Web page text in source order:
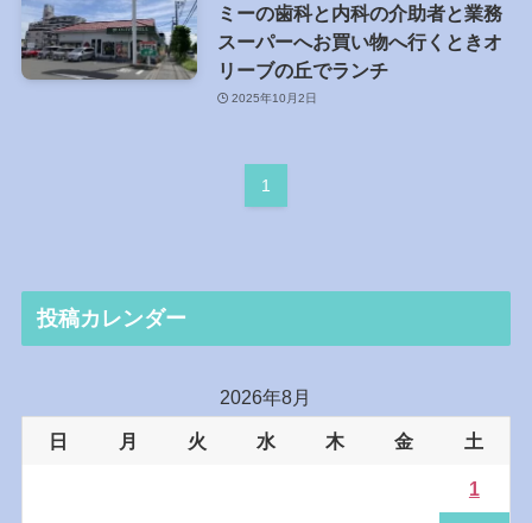
ミーの歯科と内科の介助者と業務
スーパーへお買い物へ行くときオ
リーブの丘でランチ
2025年10月2日
1
投稿カレンダー
2026年8月
日 月 火 水 木 金 土
1